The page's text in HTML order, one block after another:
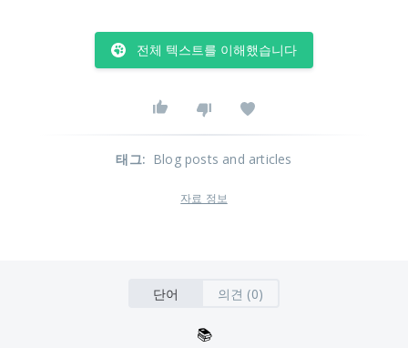
전체 텍스트를 이해했습니다
태그: Blog posts and articles
자료 정보
단어 의견 (0)
📚